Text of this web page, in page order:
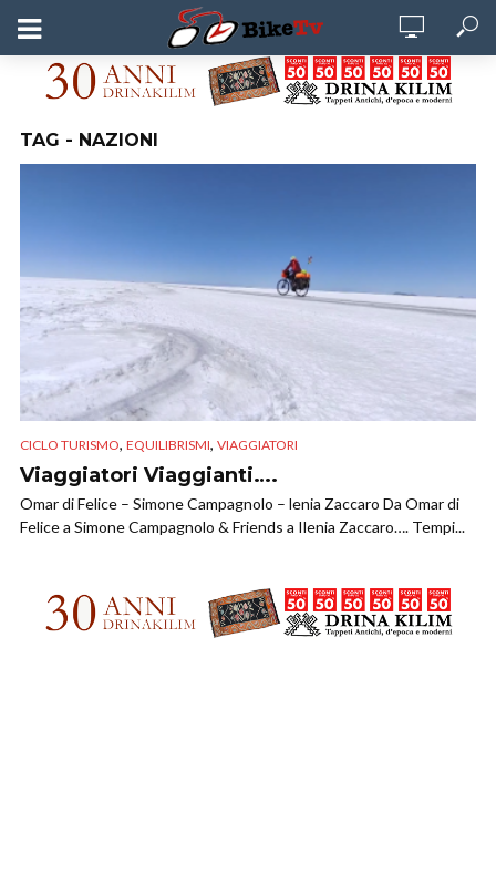
TAG - NAZIONI
CICLO TURISMO, EQUILIBRISMI, VIAGGIATORI
Viaggiatori Viaggianti….
Omar di Felice – Simone Campagnolo – lenia Zaccaro Da Omar di
Felice a Simone Campagnolo & Friends a Ilenia Zaccaro…. Tempi...